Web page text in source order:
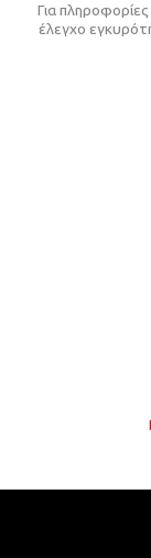
Για
έλεγχο